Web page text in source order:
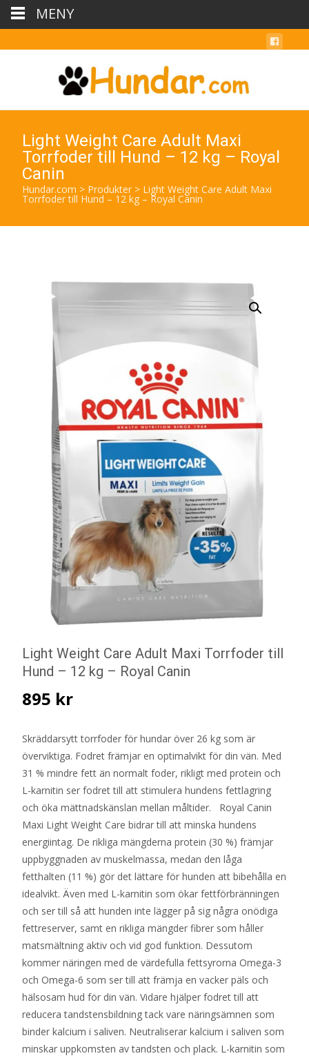
Light Weight Care Adult Maxi
Torrfoder till Hund – 12 kg – Royal
Canin
Hundar.com > Produkter > Light Weight Care Adult Maxi
Torrfoder till Hund – 12 kg – Royal Canin
Light Weight Care Adult Maxi Torrfoder till
Hund – 12 kg – Royal Canin
895 kr
Skräddarsytt torrfoder för hundar över 26 kg som är
överviktiga. Fodret främjar en optimalvikt för din vän. Med
31 % mindre fett än normalt foder, rikligt med protein och
L-karnitin ser fodret till att stimulera hundens fettlagring
och öka mättnadskänslan mellan måltider. Royal Canin
Maxi Light Weight Care bidrar till att minska hundens
energiintag. De rikliga mängderna protein (30 %) främjar
uppbyggnaden av muskelmassa, medan den låga
fetthalten (11 %) gör det lättare för hunden att bibehålla en
idealvikt. Även med L-karnitin som ökar fettförbränningen
och ser till så att hunden inte lägger på sig några onödiga
fettreserver, samt en rikliga mängder fibrer som håller
matsmältning aktiv och vid god funktion. Dessutom
kommer näringen med de värdefulla fettsyrorna Omega-3
och Omega-6 som ser till att främja en vacker päls och
hälsosam hud för din vän. Vidare hjälper fodret till att
reducera tandstensbildning tack vare näringsämnen som
binder kalcium i saliven. Neutraliserar kalcium i saliven som
minskar uppkomsten av tandsten och plack. L-karnitin som
MENY